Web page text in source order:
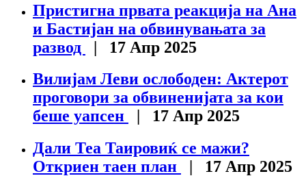
Пристигна првата реакција на Ана
и Бастијан на обвинувањата за
развод
| 17 Апр 2025
Вилијам Леви ослободен: Актерот
проговори за обвиненијата за кои
беше уапсен
| 17 Апр 2025
Дали Теа Таировиќ се мажи?
Откриен таен план
| 17 Апр 2025